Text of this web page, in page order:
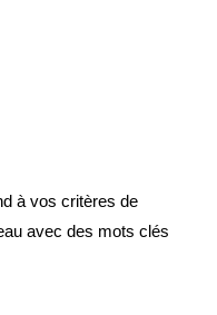
à vos critères de
avec des mots clés